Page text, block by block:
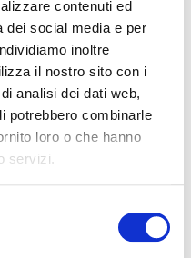
contenuti ed
dei social media e per
inoltre
il nostro sito con i
analisi dei dati web,
potrebbero combinarle
loro o che hanno
servizi.
CON LE E-
nel
|06-03-2024
LE
VIRGINIA
#CA' VIRGINIA
#MARCHE